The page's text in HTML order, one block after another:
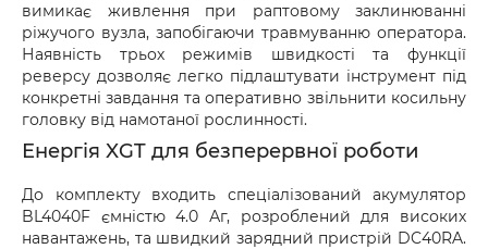
вимикає живлення при раптовому заклинюванні
ріжучого вузла, запобігаючи травмуванню оператора.
Наявність трьох режимів швидкості та функції
реверсу дозволяє легко підлаштувати інструмент під
конкретні завдання та оперативно звільнити косильну
головку від намотаної рослинності.
Енергія XGT для безперервної роботи
До комплекту входить спеціалізований акумулятор
BL4040F ємністю 4.0 Аг, розроблений для високих
навантажень, та швидкий зарядний пристрій DC40RA.